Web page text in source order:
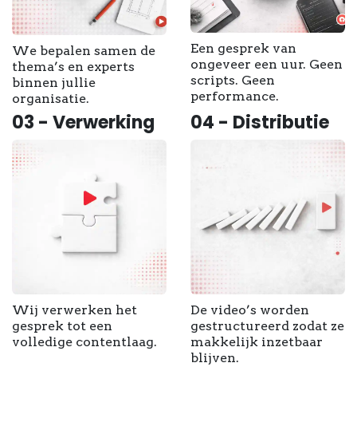
We bepalen samen de
thema’s en experts
binnen jullie
organisatie.
Een gesprek van
ongeveer een uur. Geen
scripts. Geen
performance.
03 - Verwerking
Wij verwerken het
gesprek tot een
volledige contentlaag.
04 - Distributie
De video’s worden
gestructureerd zodat ze
makkelijk inzetbaar
blijven.